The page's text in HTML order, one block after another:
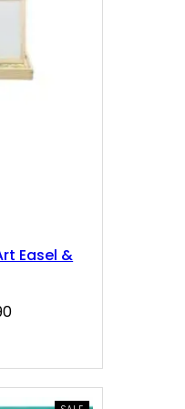
Easel &
10.900 .د.ب.
Current
6.490 .د.ب.